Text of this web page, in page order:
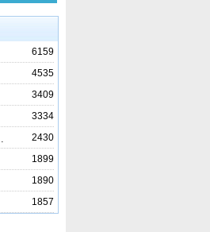
6159
4535
3409
3334
2430
1899
1890
1857